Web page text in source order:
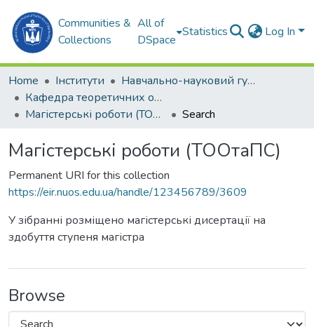
Communities &
Collections
All of
DSpace
Statistics Log In
Home Інститути
Навчально-науковий гуманітарний інститут (ННГІ)
Кафедра теоретичних основ олімпійського та професійного спорту (ТООтаПС)
Магістерські роботи (ТООтаПС)
Search
Магістерські роботи (ТООтаПС)
Permanent URI for this collection
https://eir.nuos.edu.ua/handle/123456789/3609
У зібранні розміщено магістерські дисертації на
здобуття ступеня магістра
Browse